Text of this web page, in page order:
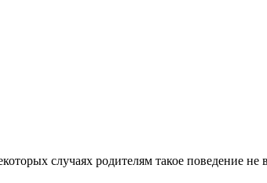
случаях родителям такое поведение